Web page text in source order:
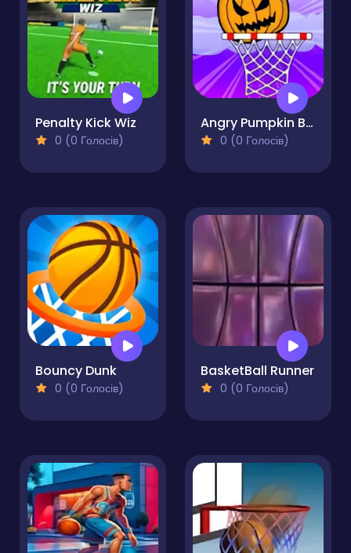
Penalty Kick Wiz
0 (0 Голосів)
Angry Pumpkin Basketball
0 (0 Голосів)
Bouncy Dunk
0 (0 Голосів)
BasketBall Runner
0 (0 Голосів)